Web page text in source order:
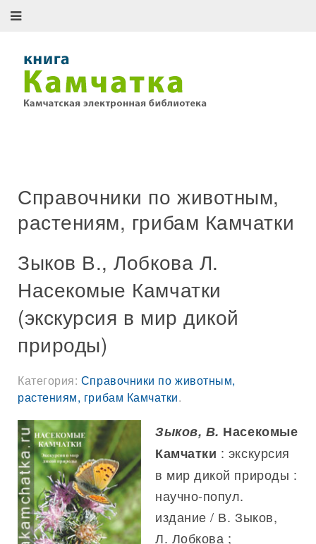
Справочники по животным,
растениям, грибам Камчатки
Зыков В., Лобкова Л.
Насекомые Камчатки
(экскурсия в мир дикой
природы)
Категория: Справочники по животным,
растениям, грибам Камчатки.
Зыков, В. Насекомые
Камчатки : экскурсия
в мир дикой природы :
научно-попул.
издание / В. Зыков,
Л. Лобкова ;